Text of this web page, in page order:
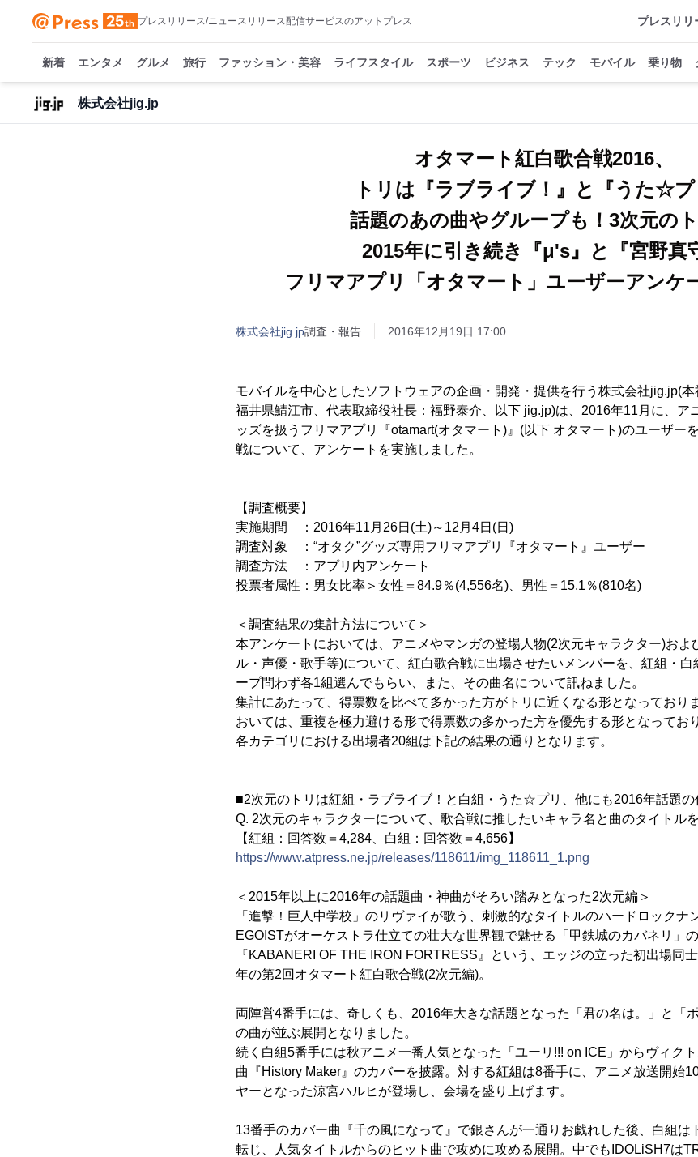
プレスリリース/ニュースリリース配信サービスのアットプレス プレスリリ
新着 エンタメ グルメ 旅行 ファッション・美容 ライフスタイル スポーツ ビジネス テック モバイル 乗り物
株式会社jig.jp
オタマート紅白歌合戦2016、
トリは『ラブライブ！』と『うた☆プ
話題のあの曲やグループも！3次元の
2015年に引き続き『μ's』と『宮野真
フリマアプリ「オタマート」ユーザーアンケ
株式会社jig.jp調査・報告 2016年12月19日 17:00
モバイルを中心としたソフトウェアの企画・開発・提供を行う株式会社jig.jp(本
福井県鯖江市、代表取締役社長：福野泰介、以下 jig.jp)は、2016年11月に、ア
ッズを扱うフリマアプリ『otamart(オタマート)』(以下 オタマート)のユーザー
戦について、アンケートを実施しました。
【調査概要】
実施期間 ：2016年11月26日(土)～12月4日(日)
調査対象 ：“オタク”グッズ専用フリマアプリ『オタマート』ユーザー
調査方法 ：アプリ内アンケート
投票者属性：男女比率＞女性＝84.9％(4,556名)、男性＝15.1％(810名)
＜調査結果の集計方法について＞
本アンケートにおいては、アニメやマンガの登場人物(2次元キャラクター)およ
ル・声優・歌手等)について、紅白歌合戦に出場させたいメンバーを、紅組・
ープ問わず各1組選んでもらい、また、その曲名について訊ねました。
集計にあたって、得票数を比べて多かった方がトリに近くなる形となっており
おいては、重複を極力避ける形で得票数の多かった方を優先する形となってお
各カテゴリにおける出場者20組は下記の結果の通りとなります。
■2次元のトリは紅組・ラブライブ！と白組・うた☆プリ、他にも2016年話題の
Q. 2次元のキャラクターについて、歌合戦に推したいキャラ名と曲のタイトル
【紅組：回答数＝4,284、白組：回答数＝4,656】
https://www.atpress.ne.jp/releases/118611/img_118611_1.png
＜2015年以上に2016年の話題曲・神曲がそろい踏みとなった2次元編＞
「進撃！巨人中学校」のリヴァイが歌う、刺激的なタイトルのハードロックナ
EGOISTがオーケストラ仕立ての壮大な世界観で魅せる「甲鉄城のカバネリ」
『KABANERI OF THE IRON FORTRESS』という、エッジの立った初出場同
年の第2回オタマート紅白歌合戦(2次元編)。
両陣営4番手には、奇しくも、2016年大きな話題となった「君の名は。」と「
の曲が並ぶ展開となりました。
続く白組5番手には秋アニメ一番人気となった「ユーリ!!! on ICE」からヴィク
曲『History Maker』のカバーを披露。対する紅組は8番手に、アニメ放送開始
ヤーとなった涼宮ハルヒが登場し、会場を盛り上げます。
13番手のカバー曲『千の風になって』で銀さんが一通りお戯れした後、白組は
転じ、人気タイトルからのヒット曲で攻めに攻める展開。中でもIDOLiSH7は